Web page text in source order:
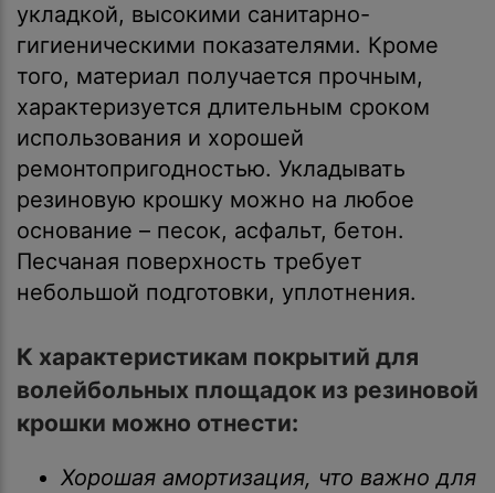
укладкой, высокими санитарно-
гигиеническими показателями. Кроме
того, материал получается прочным,
характеризуется длительным сроком
использования и хорошей
ремонтопригодностью. Укладывать
резиновую крошку можно на любое
основание – песок, асфальт, бетон.
Песчаная поверхность требует
небольшой подготовки, уплотнения.
К характеристикам покрытий для
волейбольных площадок из резиновой
крошки можно отнести:
Хорошая амортизация, что важно для